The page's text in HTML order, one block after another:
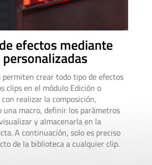
efectos mediante
crear todo tipo de efectos
clips en el módulo Edición o
realizar la composición,
una macro, definir los parámetros
y almacenarla en la
A continuación, solo es preciso
de la biblioteca a cualquier clip.